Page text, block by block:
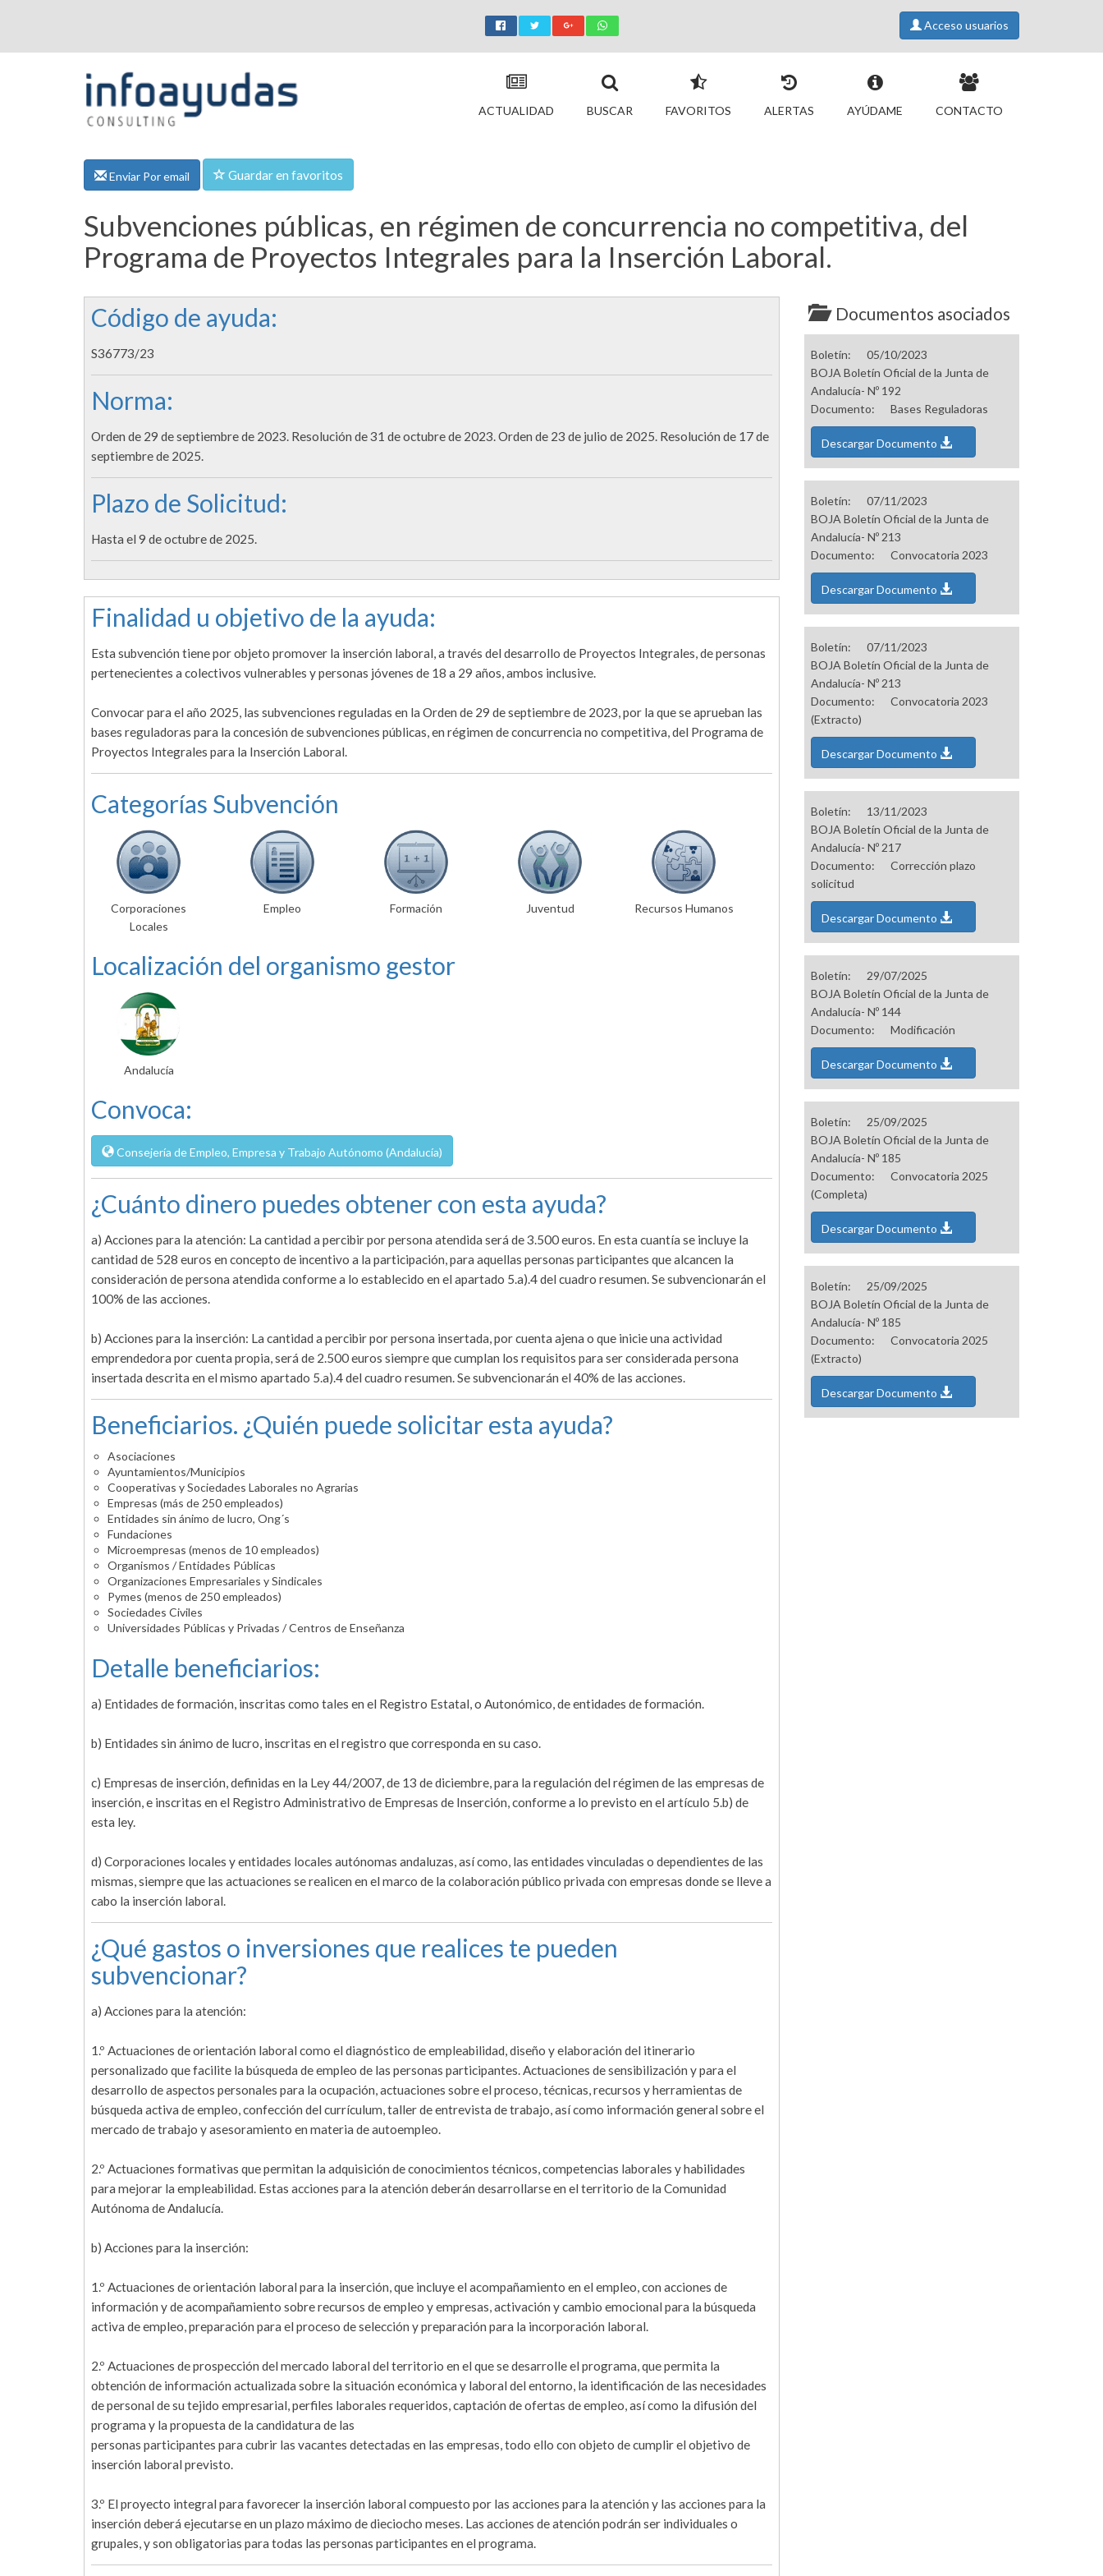
Acceso usuarios
ACTUALIDAD BUSCAR FAVORITOS ALERTAS AYÚDAME CONTACTO
Enviar Por email Guardar en favoritos
Subvenciones públicas, en régimen de concurrencia no competitiva, del
Programa de Proyectos Integrales para la Inserción Laboral.
Código de ayuda:
S36773/23
Norma:
Orden de 29 de septiembre de 2023. Resolución de 31 de octubre de 2023. Orden de 23 de julio de 2025. Resolución de 17 de
septiembre de 2025.
Plazo de Solicitud:
Hasta el 9 de octubre de 2025.
Finalidad u objetivo de la ayuda:
Esta subvención tiene por objeto promover la inserción laboral, a través del desarrollo de Proyectos Integrales, de personas
pertenecientes a colectivos vulnerables y personas jóvenes de 18 a 29 años, ambos inclusive.
Convocar para el año 2025, las subvenciones reguladas en la Orden de 29 de septiembre de 2023, por la que se aprueban las
bases reguladoras para la concesión de subvenciones públicas, en régimen de concurrencia no competitiva, del Programa de
Proyectos Integrales para la Inserción Laboral.
Categorías Subvención
Corporaciones
Locales
Empleo Formación Juventud Recursos Humanos
Localización del organismo gestor
Andalucía
Convoca:
Consejería de Empleo, Empresa y Trabajo Autónomo (Andalucía)
¿Cuánto dinero puedes obtener con esta ayuda?
a) Acciones para la atención: La cantidad a percibir por persona atendida será de 3.500 euros. En esta cuantía se incluye la
cantidad de 528 euros en concepto de incentivo a la participación, para aquellas personas participantes que alcancen la
consideración de persona atendida conforme a lo establecido en el apartado 5.a).4 del cuadro resumen. Se subvencionarán el
100% de las acciones.
b) Acciones para la inserción: La cantidad a percibir por persona insertada, por cuenta ajena o que inicie una actividad
emprendedora por cuenta propia, será de 2.500 euros siempre que cumplan los requisitos para ser considerada persona
insertada descrita en el mismo apartado 5.a).4 del cuadro resumen. Se subvencionarán el 40% de las acciones.
Beneficiarios. ¿Quién puede solicitar esta ayuda?
Asociaciones
Ayuntamientos/Municipios
Cooperativas y Sociedades Laborales no Agrarias
Empresas (más de 250 empleados)
Entidades sin ánimo de lucro, Ong´s
Fundaciones
Microempresas (menos de 10 empleados)
Organismos / Entidades Públicas
Organizaciones Empresariales y Sindicales
Pymes (menos de 250 empleados)
Sociedades Civiles
Universidades Públicas y Privadas / Centros de Enseñanza
Detalle beneficiarios:
a) Entidades de formación, inscritas como tales en el Registro Estatal, o Autonómico, de entidades de formación.
b) Entidades sin ánimo de lucro, inscritas en el registro que corresponda en su caso.
c) Empresas de inserción, definidas en la Ley 44/2007, de 13 de diciembre, para la regulación del régimen de las empresas de
inserción, e inscritas en el Registro Administrativo de Empresas de Inserción, conforme a lo previsto en el artículo 5.b) de
esta ley.
d) Corporaciones locales y entidades locales autónomas andaluzas, así como, las entidades vinculadas o dependientes de las
mismas, siempre que las actuaciones se realicen en el marco de la colaboración público privada con empresas donde se lleve a
cabo la inserción laboral.
¿Qué gastos o inversiones que realices te pueden
subvencionar?
a) Acciones para la atención:
1.º Actuaciones de orientación laboral como el diagnóstico de empleabilidad, diseño y elaboración del itinerario
personalizado que facilite la búsqueda de empleo de las personas participantes. Actuaciones de sensibilización y para el
desarrollo de aspectos personales para la ocupación, actuaciones sobre el proceso, técnicas, recursos y herramientas de
búsqueda activa de empleo, confección del currículum, taller de entrevista de trabajo, así como información general sobre el
mercado de trabajo y asesoramiento en materia de autoempleo.
2.º Actuaciones formativas que permitan la adquisición de conocimientos técnicos, competencias laborales y habilidades
para mejorar la empleabilidad. Estas acciones para la atención deberán desarrollarse en el territorio de la Comunidad
Autónoma de Andalucía.
b) Acciones para la inserción:
1.º Actuaciones de orientación laboral para la inserción, que incluye el acompañamiento en el empleo, con acciones de
información y de acompañamiento sobre recursos de empleo y empresas, activación y cambio emocional para la búsqueda
activa de empleo, preparación para el proceso de selección y preparación para la incorporación laboral.
2.º Actuaciones de prospección del mercado laboral del territorio en el que se desarrolle el programa, que permita la
obtención de información actualizada sobre la situación económica y laboral del entorno, la identificación de las necesidades
de personal de su tejido empresarial, perfiles laborales requeridos, captación de ofertas de empleo, así como la difusión del
programa y la propuesta de la candidatura de las
personas participantes para cubrir las vacantes detectadas en las empresas, todo ello con objeto de cumplir el objetivo de
inserción laboral previsto.
3.º El proyecto integral para favorecer la inserción laboral compuesto por las acciones para la atención y las acciones para la
inserción deberá ejecutarse en un plazo máximo de dieciocho meses. Las acciones de atención podrán ser individuales o
grupales, y son obligatorias para todas las personas participantes en el programa.
Documentos asociados
Boletín:
05/10/2023
BOJA Boletín Oficial de la Junta de
Andalucía- Nº 192
Documento:
Bases Reguladoras
Descargar Documento
Boletín:
07/11/2023
BOJA Boletín Oficial de la Junta de
Andalucía- Nº 213
Documento:
Convocatoria 2023
Descargar Documento
Boletín:
07/11/2023
BOJA Boletín Oficial de la Junta de
Andalucía- Nº 213
Documento:
Convocatoria 2023
(Extracto)
Descargar Documento
Boletín:
13/11/2023
BOJA Boletín Oficial de la Junta de
Andalucía- Nº 217
Documento:
Corrección plazo
solicitud
Descargar Documento
Boletín:
29/07/2025
BOJA Boletín Oficial de la Junta de
Andalucía- Nº 144
Documento:
Modificación
Descargar Documento
Boletín:
25/09/2025
BOJA Boletín Oficial de la Junta de
Andalucía- Nº 185
Documento:
Convocatoria 2025
(Completa)
Descargar Documento
Boletín:
25/09/2025
BOJA Boletín Oficial de la Junta de
Andalucía- Nº 185
Documento:
Convocatoria 2025
(Extracto)
Descargar Documento